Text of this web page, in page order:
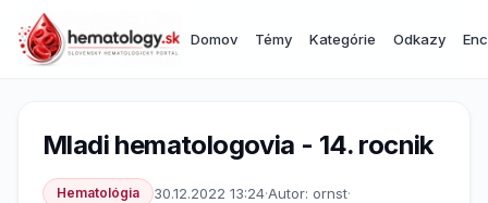
Domov Témy Kategórie Odkazy
Mladi hematologovia - 14. rocnik
Hematológia 30.12.2022 13:24·Autor: ornst·